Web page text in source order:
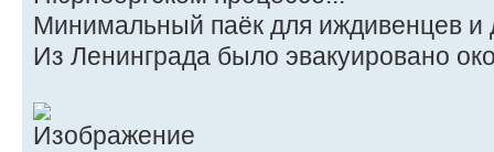
Минимальный паёк для иждивенцев и
Из Ленинграда было эвакуировано